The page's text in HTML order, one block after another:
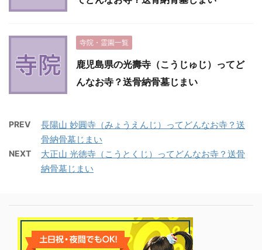
寺院・霊園一覧
鹿児島県の光壽寺（こうじゅじ）ってど
んなお寺？送骨納骨墓じまい
PREV
長陽山 妙圓寺（みょうえんじ）ってどんなお寺？送
骨納骨墓じまい
NEXT
大正山 光徳寺（こうとくじ）ってどんなお寺？送骨
納骨墓じまい